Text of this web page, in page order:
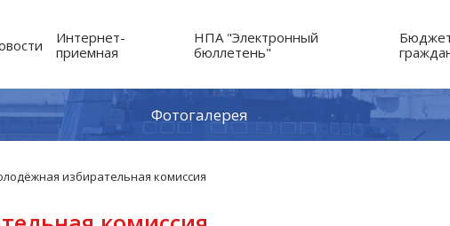
Интернет-
приемная
НПА "Электронный
бюллетень"
Фотогалерея
избирательная комиссия